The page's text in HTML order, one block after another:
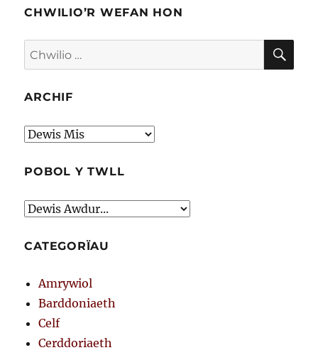
CHWILIO’R WEFAN HON
Chwilio
am:
ARCHIF
Archif
POBOL Y TWLL
CATEGORÏAU
Amrywiol
Barddoniaeth
Celf
Cerddoriaeth